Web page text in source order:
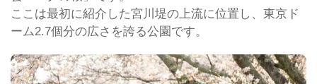
ここは最初に紹介した宮川堤の上流に位置し、東京ド
ーム2.7個分の広さを誇る公園です。